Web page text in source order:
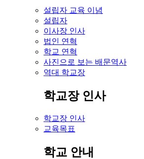
설립자 교육 이념
설립자
이사장 인사
법인 연혁
학교 연혁
사진으로 보는 배문역사
역대 학교장
학교장 인사
학교장 인사
교육목표
학교 안내